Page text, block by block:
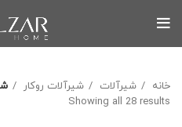
خانه شیرآلات شیرآلات روکار
Showing all 28 results